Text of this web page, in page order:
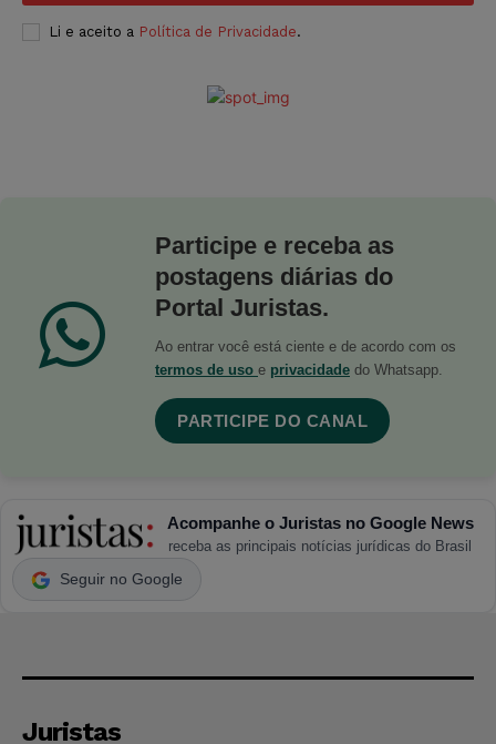
Li e aceito a Política de Privacidade.
Participe e receba as
postagens diárias do
Portal Juristas.
Ao entrar você está ciente e de acordo com os
termos de uso e privacidade do Whatsapp.
PARTICIPE DO CANAL
Acompanhe o Juristas no Google News
receba as principais notícias jurídicas do Brasil
Seguir no Google
Juristas